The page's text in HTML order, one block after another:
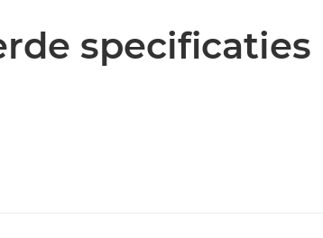
specificaties